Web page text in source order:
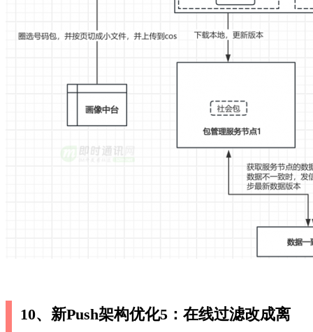
10、新Push架构优化5：在线过滤改成离